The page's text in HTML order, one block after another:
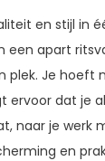
en stijl in
een apart
plek. Je hoeft
dat je
naar je werk
en